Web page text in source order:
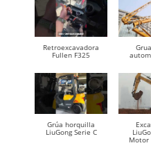
Retroexcavadora
Fullen F325
Grúa horquilla
LiuGong Serie C
Motor